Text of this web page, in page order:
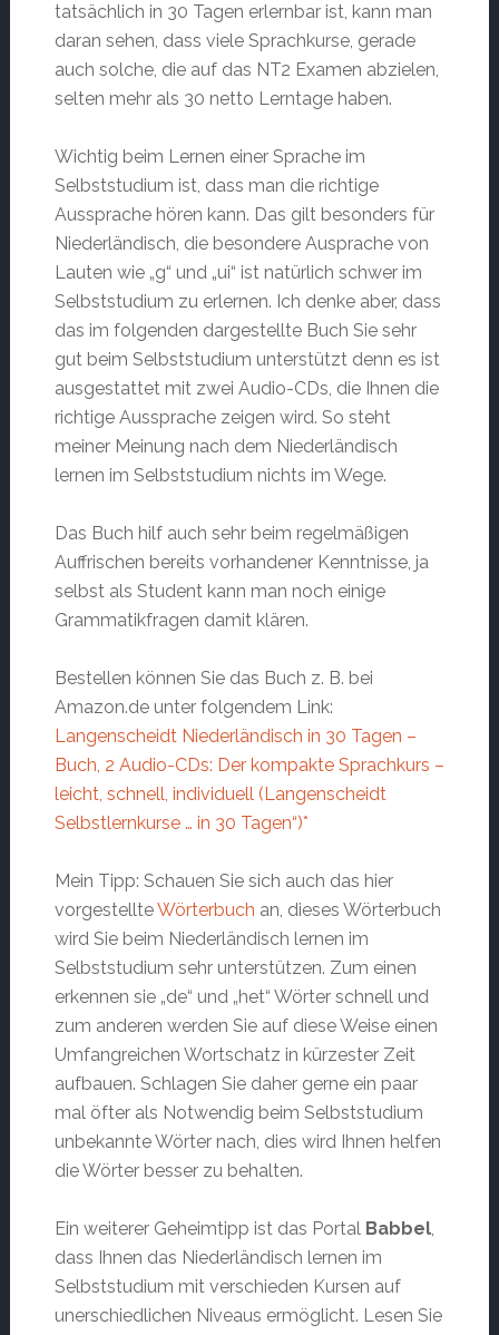
tatsächlich in 30 Tagen erlernbar ist, kann man
daran sehen, dass viele Sprachkurse, gerade
auch solche, die auf das NT2 Examen abzielen,
selten mehr als 30 netto Lerntage haben.
Wichtig beim Lernen einer Sprache im
Selbststudium ist, dass man die richtige
Aussprache hören kann. Das gilt besonders für
Niederländisch, die besondere Ausprache von
Lauten wie „g“ und „ui“ ist natürlich schwer im
Selbststudium zu erlernen. Ich denke aber, dass
das im folgenden dargestellte Buch Sie sehr
gut beim Selbststudium unterstützt denn es ist
ausgestattet mit zwei Audio-CDs, die Ihnen die
richtige Aussprache zeigen wird. So steht
meiner Meinung nach dem Niederländisch
lernen im Selbststudium nichts im Wege.
Das Buch hilf auch sehr beim regelmäßigen
Auffrischen bereits vorhandener Kenntnisse, ja
selbst als Student kann man noch einige
Grammatikfragen damit klären.
Bestellen können Sie das Buch z. B. bei
Amazon.de unter folgendem Link:
Langenscheidt Niederländisch in 30 Tagen –
Buch, 2 Audio-CDs: Der kompakte Sprachkurs –
leicht, schnell, individuell (Langenscheidt
Selbstlernkurse … in 30 Tagen“)*
Mein Tipp: Schauen Sie sich auch das hier
vorgestellteWörterbuch an, dieses Wörterbuch
wird Sie beim Niederländisch lernen im
Selbststudium sehr unterstützen. Zum einen
erkennen sie „de“ und „het“ Wörter schnell und
zum anderen werden Sie auf diese Weise einen
Umfangreichen Wortschatz in kürzester Zeit
aufbauen. Schlagen Sie daher gerne ein paar
mal öfter als Notwendig beim Selbststudium
unbekannte Wörter nach, dies wird Ihnen helfen
die Wörter besser zu behalten.
Ein weiterer Geheimtipp ist das Portal Babbel,
dass Ihnen das Niederländisch lernen im
Selbststudium mit verschieden Kursen auf
unerschiedlichen Niveaus ermöglicht. Lesen Sie